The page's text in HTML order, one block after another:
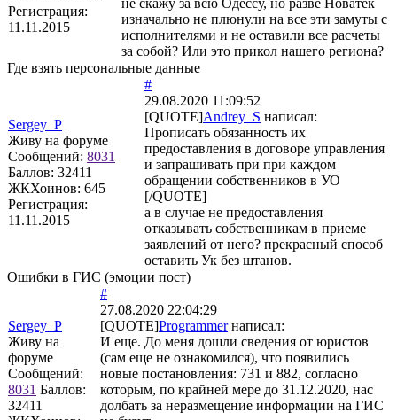
Регистрация:
11.11.2015
изначально не плюнули на все эти замуты с
исполнителями и не оставили все расчеты
за собой? Или это прикол нашего региона?
Где взять персональные данные
Sergey_P
Живу на форуме
Сообщений: 8031
Баллов: 32411
ЖКХоинов: 645
Регистрация:
11.11.2015
#
29.08.2020 11:09:52
[QUOTE]Andrey_S написал:
Прописать обязанность их
предоставления в договоре управления
и запрашивать при при каждом
обращении собственников в УО
[/QUOTE]
а в случае не предоставления
отказывать собственникам в приеме
заявлений от него? прекрасный способ
оставить Ук без штанов.
Ошибки в ГИС (эмоции пост)
Sergey_P
Живу на
форуме
Сообщений:
8031 Баллов:
32411
#
27.08.2020 22:04:29
[QUOTE]Programmerнаписал:
И еще. До меня дошли сведения от юристов
(сам еще не ознакомился), что появились
новые постановления: 731 и 882, согласно
которым, по крайней мере до 31.12.2020, нас
долбать за неразмещение информации на ГИС